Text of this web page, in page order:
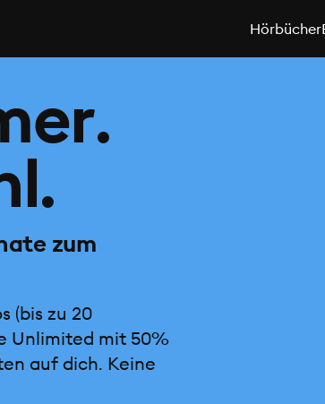
Hörbücher
zum
(bis zu 20
Unlimited mit 50%
auf dich. Keine